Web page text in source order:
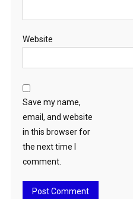
Website
Save my name,
email, and website
in this browser for
the next time I
comment.